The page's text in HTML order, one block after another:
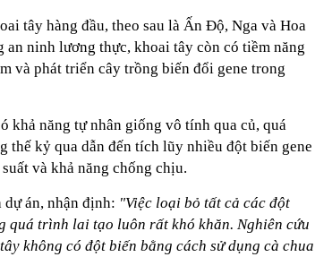
tây hàng đầu, theo sau là Ấn Độ, Nga và Hoa
ninh lương thực, khoai tây còn có tiềm năng
và phát triển cây trồng biến đổi gene trong
khả năng tự nhân giống vô tính qua củ, quá
kỷ qua dẫn đến tích lũy nhiều đột biến gene
và khả năng chống chịu.
dự án, nhận định: "Việc loại bỏ tất cả các đột
quá trình lai tạo luôn rất khó khăn. Nghiên cứu
không có đột biến bằng cách sử dụng cà chua